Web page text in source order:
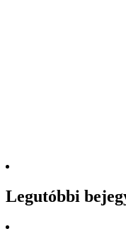
Legutóbbi